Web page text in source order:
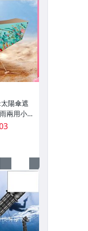
陽傘遮
兩用小